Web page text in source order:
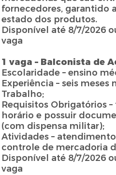
fornecedores, garantido
estado dos produtos.
Disponível até 8/7/2026
vaga
1 vaga – Balconista de
Escolaridade – ensino
Experiência – seis meses
Trabalho;
Requisitos Obrigatórios
horário e possuir
(com dispensa militar);
Atividades –
controle de mercadoria
Disponível até 8/7/2026
vaga